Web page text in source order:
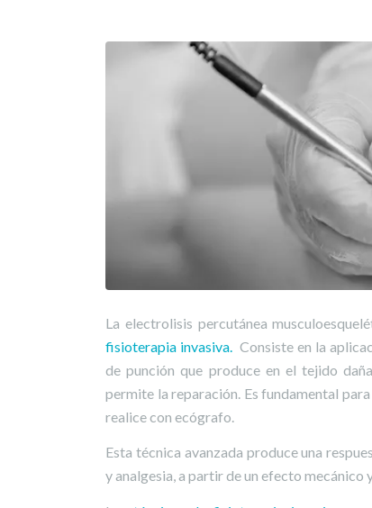
La electrolisis percutánea
fisioterapia invasiva. Consiste en la
de punción que produce en el tejido
permite la reparación. Es fundamental
realice con ecógrafo.
Esta técnica avanzada produce una
y analgesia, a partir de un efecto mecánico